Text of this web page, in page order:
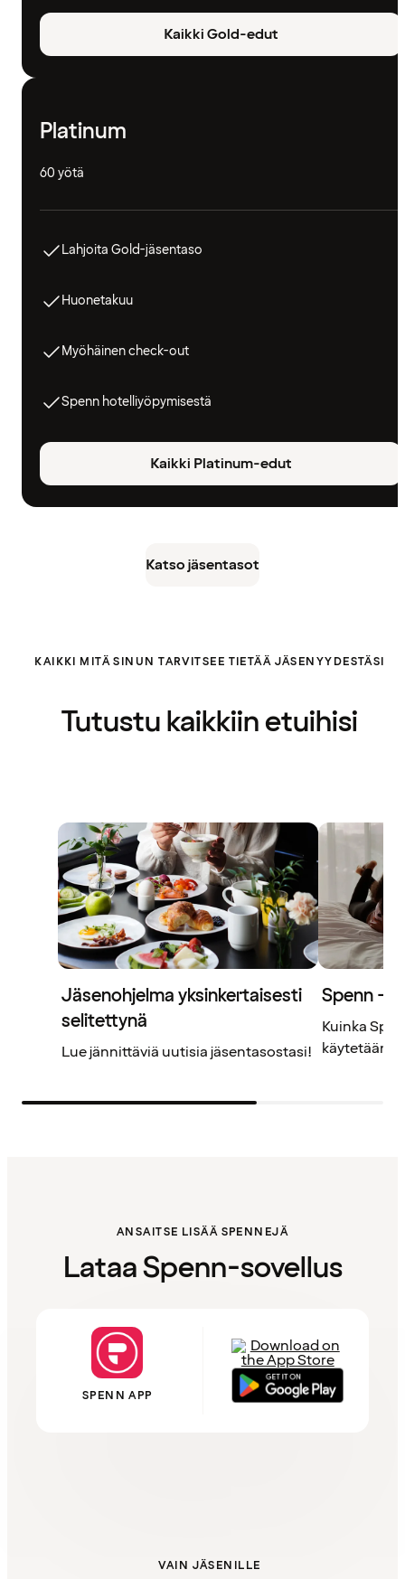
Kaikki Gold-edut
Platinum
60 yötä
Lahjoita Gold-jäsentaso
Huonetakuu
Myöhäinen check-out
Spenn hotelliyöpymisestä
Kaikki Platinum-edut
Katso jäsentasot
KAIKKI MITÄ SINUN TARVITSEE TIETÄÄ JÄSENYYDESTÄSI
Tutustu kaikkiin etuihisi
Jäsenohjelma yksinkertaisesti
selitettynä
Lue jännittäviä uutisia jäsentasostasi!
Spenn –
Kuinka
käytetään?
ANSAITSE LISÄÄ SPENNEJÄ
Lataa Spenn-sovellus
SPENN APP
VAIN JÄSENILLE